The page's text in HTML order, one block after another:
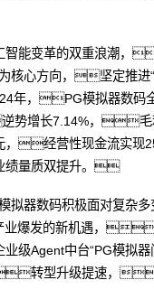
智能变革的双重浪潮，
核心方向，坚定推进
年，PG模拟器数码
势增长7.14%，毛
，经营性现金流实现
绩量质双提升。
器数码积极面对复杂多
爆发的新机遇，
Agent中台“PG模拟器
转型升级提速，